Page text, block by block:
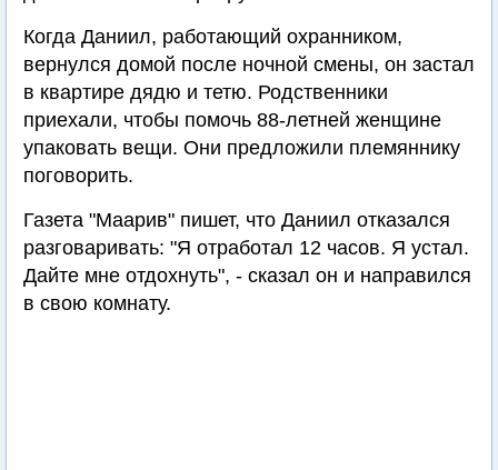
Когда Даниил, работающий охранником,
вернулся домой после ночной смены, он застал
в квартире дядю и тетю. Родственники
приехали, чтобы помочь 88-летней женщине
упаковать вещи. Они предложили племяннику
поговорить.
Газета "Маарив" пишет, что Даниил отказался
разговаривать: "Я отработал 12 часов. Я устал.
Дайте мне отдохнуть", - сказал он и направился
в свою комнату.